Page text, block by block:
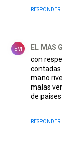
RESPONDER
EM EL MAS
con
contadas
mano river
malas
de paises del primer mundo. El q diga q saco jugadores y
los
dudas q
RESPONDER